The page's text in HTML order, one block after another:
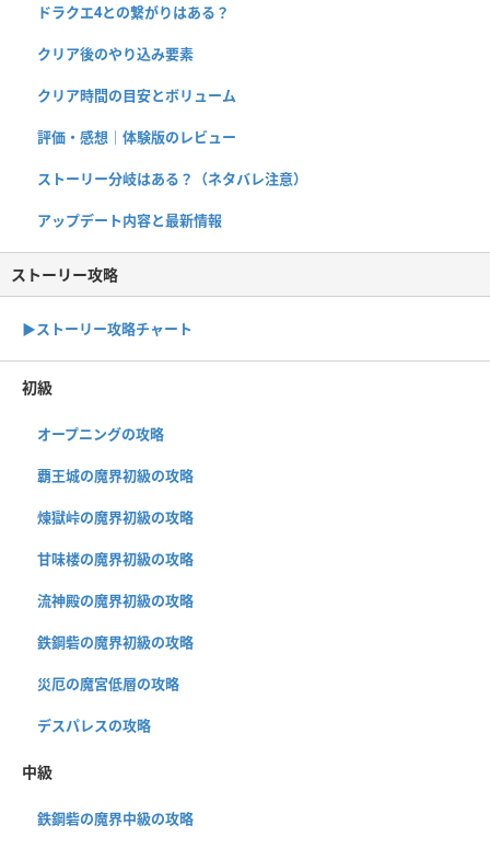
ドラクエ4との繋がりはある？
クリア後のやり込み要素
クリア時間の目安とボリューム
評価・感想｜体験版のレビュー
ストーリー分岐はある？（ネタバレ注意）
アップデート内容と最新情報
ストーリー攻略
▶︎ストーリー攻略チャート
初級
オープニングの攻略
覇王城の魔界初級の攻略
煉獄峠の魔界初級の攻略
甘味楼の魔界初級の攻略
流神殿の魔界初級の攻略
鉄鋼砦の魔界初級の攻略
災厄の魔宮低層の攻略
デスパレスの攻略
中級
鉄鋼砦の魔界中級の攻略